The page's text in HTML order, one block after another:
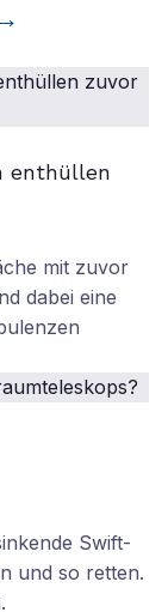
enthüllen
mit zuvor
dabei eine
Swift-
und so retten.